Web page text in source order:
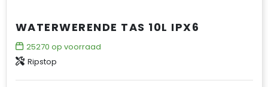
WATERWERENDE TAS 10L IPX6
25270 op voorraad
Ripstop